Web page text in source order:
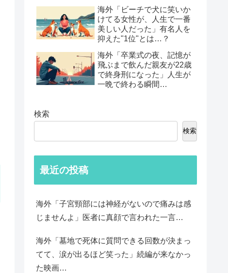
る男たちの後悔談…
海外「ビーチで犬に笑いか
けてる女性が、人生で一番
美しい人だった」有名人を
抑えた"1位"とは…？
海外「卒業式の夜、記憶が
飛ぶまで飲んだ親友が22歳
で終身刑になった」人生が
一晩で終わる瞬間…
検索
検索
最近の投稿
海外「子宮頸部には神経がないので痛みは感
じませんよ」医者に真顔で言われた一言…
海外「墓地で死体に質問できる回数が決まっ
てて、涙が出るほど笑った」続編が来なかっ
た映画…